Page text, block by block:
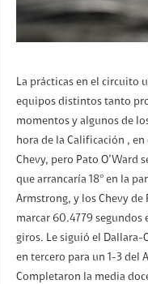
La prácticas en el circuito
equipos distintos tanto
momentos y algunos de
hora de la Calificación ,
Chevy, pero Pato O’Ward
que arrancaría 18° en la
Armstrong, y los Chevy de
marcar 60.4779 segundos
giros. Le siguió el Dallara-
en tercero para un 1-3 del
Completaron la media